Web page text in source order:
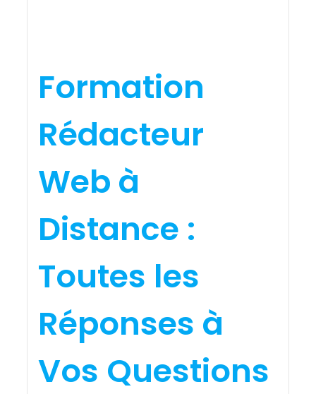
Formation
Rédacteur
Web à
Distance :
Toutes les
Réponses à
Vos Questions